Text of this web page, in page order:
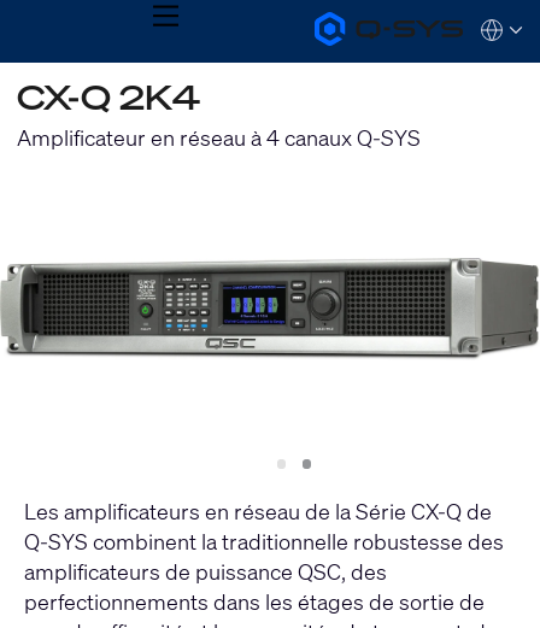
Q-
SYS
MENU
QSYS.com (English)
India (English)
Deutsch
Español
CX-Q 2K4
Amplificateur en réseau à 4 canaux Q-SYS
Slide
1 Slide
2
Les amplificateurs en réseau de la Série CX-Q de
Q-SYS combinent la traditionnelle robustesse des
amplificateurs de puissance QSC, des
perfectionnements dans les étages de sortie de